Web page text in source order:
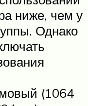
ниже, чем у
Однако
(1064